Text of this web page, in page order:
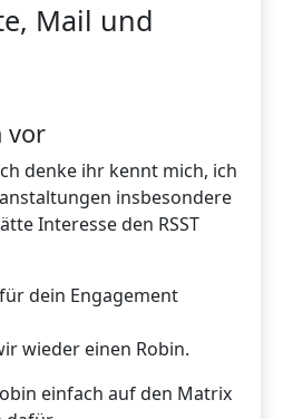
Mail und
vor
denke ihr kennt mich, ich
insbesondere
Interesse den RSST
dein Engagement
wieder einen Robin.
einfach auf den Matrix